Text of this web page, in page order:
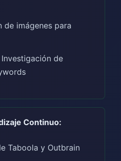
de imágenes para
Investigación de
Continuo:
Taboola y Outbrain